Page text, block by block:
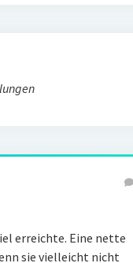
erreichte. Eine nette
sie vielleicht nicht